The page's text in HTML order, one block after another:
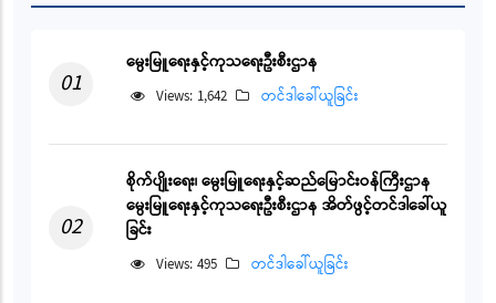
01
မွေးမြူရေးနှင့်ကုသရေးဦးစီးဌာန
Views: 1,642 တင်ဒါခေါ်ယူခြင်း
02
စိုက်ပျိုးရေး၊ မွေးမြူရေးနှင့်ဆည်မြောင်းဝန်ကြီးဌာန
မွေးမြူရေးနှင့်ကုသရေးဦးစီးဌာန အိတ်ဖွင့်တင်ဒါခေါ်ယူ
ခြင်း
Views: 495 တင်ဒါခေါ်ယူခြင်း